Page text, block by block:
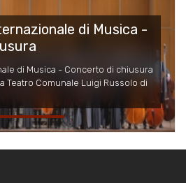
di Musica -
di Musica - Concerto di chiusura
Teatro Comunale Luigi Russolo di